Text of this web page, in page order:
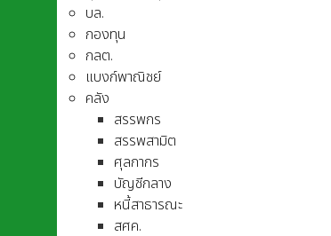
บล.
กองทุน
กลต.
แบงก์พาณิชย์
คลัง
สรรพกร
สรรพสามิต
ศุลกากร
บัญชีกลาง
หนี้สาธารณะ
สศค.